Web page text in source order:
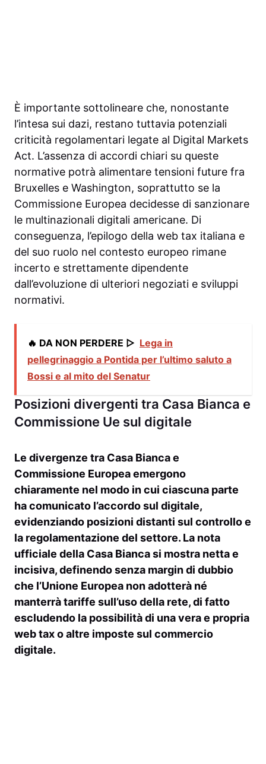
È importante sottolineare che, nonostante
l’intesa sui dazi, restano tuttavia potenziali
criticità regolamentari legate al Digital Markets
Act. L’assenza di accordi chiari su queste
normative potrà alimentare tensioni future fra
Bruxelles e Washington, soprattutto se la
Commissione Europea decidesse di sanzionare
le multinazionali digitali americane. Di
conseguenza, l’epilogo della web tax italiana e
del suo ruolo nel contesto europeo rimane
incerto e strettamente dipendente
dall’evoluzione di ulteriori negoziati e sviluppi
normativi.
🔥 DA NON PERDERE ▷ Lega in
pellegrinaggio a Pontida per l’ultimo saluto a
Bossi e al mito del Senatur
Posizioni divergenti tra Casa Bianca e
Commissione Ue sul digitale
Le divergenze tra Casa Bianca e
Commissione Europea emergono
chiaramente nel modo in cui ciascuna parte
ha comunicato l’accordo sul digitale,
evidenziando posizioni distanti sul controllo e
la regolamentazione del settore. La nota
ufficiale della Casa Bianca si mostra netta e
incisiva, definendo senza margin di dubbio
che l’Unione Europea non adotterà né
manterrà tariffe sull’uso della rete, di fatto
escludendo la possibilità di una vera e propria
web tax o altre imposte sul commercio
digitale.